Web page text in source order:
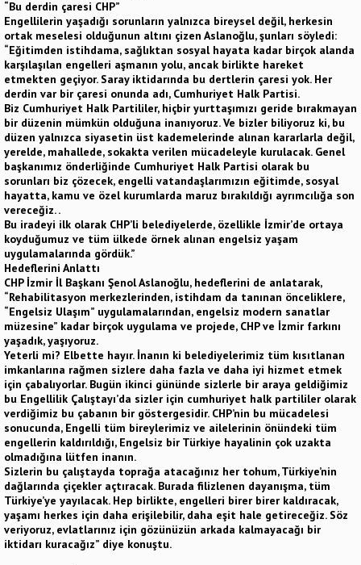
“Bu derdin çaresi CHP”
Engellilerin yaşadığı sorunların yalnızca bireysel değil, herkesin
ortak meselesi olduğunun altını çizen Aslanoğlu, şunları söyledi:
“Eğitimden istihdama, sağlıktan sosyal hayata kadar birçok alanda
karşılaşılan engelleri aşmanın yolu, ancak birlikte hareket
etmekten geçiyor. Saray iktidarında bu dertlerin çaresi yok. Her
derdin var bir çaresi onunda adı, Cumhuriyet Halk Partisi.
Biz Cumhuriyet Halk Partililer, hiçbir yurttaşımızı geride bırakmayan
bir düzenin mümkün olduğuna inanıyoruz. Ve bizler biliyoruz ki, bu
düzen yalnızca siyasetin üst kademelerinde alınan kararlarla değil,
yerelde, mahallede, sokakta verilen mücadeleyle kurulacak. Genel
başkanımız önderliğinde Cumhuriyet Halk Partisi olarak bu
sorunları biz çözecek, engelli vatandaşlarımızın eğitimde, sosyal
hayatta, kamu ve özel kurumlarda maruz bırakıldığı ayrımcılığa son
vereceğiz. .
Bu iradeyi ilk olarak CHP’li belediyelerde, özellikle İzmir’de ortaya
koyduğumuz ve tüm ülkede örnek alınan engelsiz yaşam
uygulamalarında gördük.”
Hedeflerini Anlattı
CHP İzmir İl Başkanı Şenol Aslanoğlu, hedeflerini de anlatarak,
“Rehabilitasyon merkezlerinden, istihdam da tanınan önceliklere,
“Engelsiz Ulaşım” uygulamalarından, engelsiz modern sanatlar
müzesine” kadar birçok uygulama ve projede, CHP ve İzmir farkını
yaşadık, yaşıyoruz.
Yeterli mi? Elbette hayır. İnanın ki belediyelerimiz tüm kısıtlanan
imkanlarına rağmen sizlere daha fazla ve daha iyi hizmet etmek
için çabalıyorlar. Bugün ikinci gününde sizlerle bir araya geldiğimiz
bu Engellilik Çalıştayı’da sizler için cumhuriyet halk partililer olarak
verdiğimiz bu çabanın bir göstergesidir. CHP’nin bu mücadelesi
sonucunda, Engelli tüm bireylerimiz ve ailelerinin önündeki tüm
engellerin kaldırıldığı, Engelsiz bir Türkiye hayalinin çok uzakta
olmadığına lütfen inanın.
Sizlerin bu çalıştayda toprağa atacağınız her tohum, Türkiye’nin
dağlarında çiçekler açtıracak. Burada filizlenen dayanışma, tüm
Türkiye’ye yayılacak. Hep birlikte, engelleri birer birer kaldıracak,
yaşamı herkes için daha erişilebilir, daha eşit hale getireceğiz. Söz
veriyoruz, evlatlarınız için gözünüzün arkada kalmayacağı bir
iktidarı kuracağız” diye konuştu.